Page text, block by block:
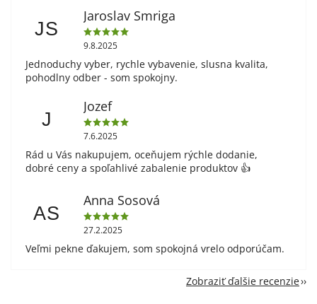
JS
Jaroslav Smriga
9.8.2025
Jednoduchy vyber, rychle vybavenie, slusna kvalita,
pohodlny odber - som spokojny.
J
Jozef
7.6.2025
Rád u Vás nakupujem, oceňujem rýchle dodanie,
dobré ceny a spoľahlivé zabalenie produktov 👍
AS
Anna Sosová
27.2.2025
Veľmi pekne ďakujem, som spokojná vrelo odporúčam.
Zobraziť ďalšie recenzie